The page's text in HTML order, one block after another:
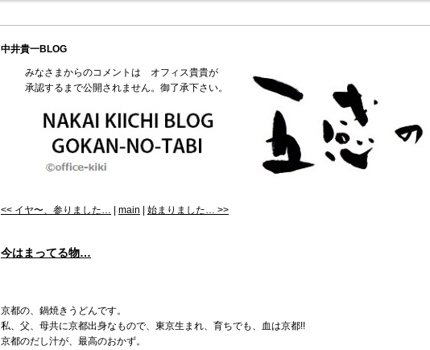
中井貴一BLOG
みなさまからのコメントは オフィス貴貴が
承認するまで公開されません。御了承下さい。
<< イヤ〜、参りました… main 始まりました… >>
今はまってる物…
京都の、鍋焼きうどんです。
私、父、母共に京都出身なもので、東京生まれ、育ちでも、血は京都!!
京都のだし汁が、最高のおかず。